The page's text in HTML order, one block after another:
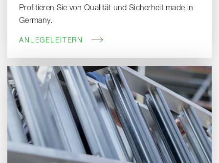
Profitieren Sie von Qualität und Sicherheit made in
Germany.
ANLEGELEITERN